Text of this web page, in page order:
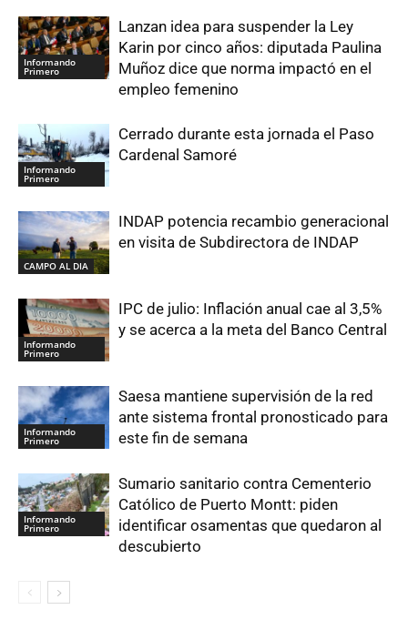
Informando
Primero
Lanzan idea para suspender la Ley
Karin por cinco años: diputada Paulina
Muñoz dice que norma impactó en el
empleo femenino
Informando
Primero
Cerrado durante esta jornada el Paso
Cardenal Samoré
CAMPO AL DIA
INDAP potencia recambio generacional
en visita de Subdirectora de INDAP
Informando
Primero
IPC de julio: Inflación anual cae al 3,5%
y se acerca a la meta del Banco Central
Informando
Primero
Saesa mantiene supervisión de la red
ante sistema frontal pronosticado para
este fin de semana
Informando
Primero
Sumario sanitario contra Cementerio
Católico de Puerto Montt: piden
identificar osamentas que quedaron al
descubierto